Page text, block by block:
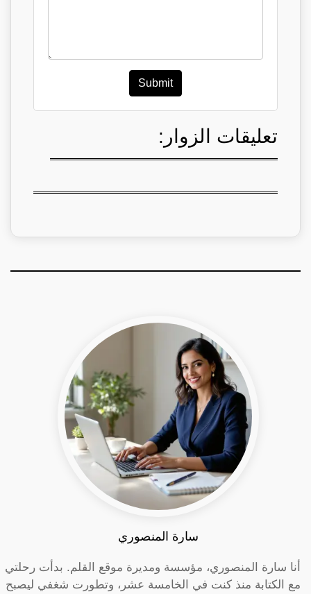
Submit
تعليقات الزوار:
سارة المنصوري
أنا سارة المنصوري، مؤسسة ومديرة موقع القلم. بدأت رحلتي
مع الكتابة منذ كنت في الخامسة عشر، وتطورت شغفي ليصبح